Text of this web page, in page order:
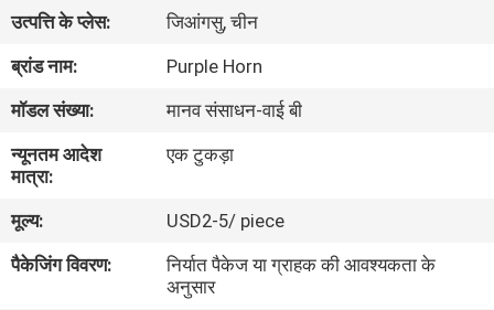
हमारे
बारे
में
कारखाना
भ्रमण
गुणवत्ता
उत्पत्ति के प्लेस:
जिआंगसु, चीन
ब्रांड नाम:
Purple Horn
मॉडल संख्या:
मानव संसाधन-वाई बी
न्यूनतम आदेश
मात्रा:
एक टुकड़ा
मूल्य:
USD2-5/ piece
पैकेजिंग विवरण:
निर्यात पैकेज या ग्राहक की आवश्यकता के
अनुसार